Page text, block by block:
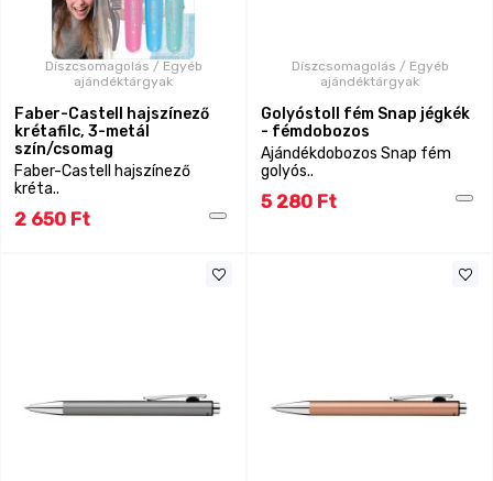
Díszcsomagolás / Egyéb
ajándéktárgyak
Faber-Castell hajszínező
krétafilc, 3-metál
szín/csomag
Faber-Castell hajszínező
kréta..
2 650 Ft
Díszcsomagolás / Egyéb
ajándéktárgyak
Golyóstoll fém Snap jégkék
- fémdobozos
Ajándékdobozos Snap fém
golyós..
5 280 Ft